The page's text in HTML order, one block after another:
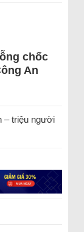
chốc
An
– triệu người